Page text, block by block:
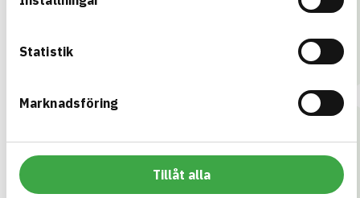
Statistik
Marknadsföring
Tillåt alla
RENEWABILITY Information ej lämnad
EMISSIONS AND TESTS Information ej lämnad
6x200
Galvano Industri AS
BASTA ID